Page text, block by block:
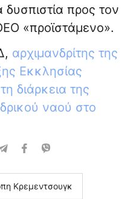
προς τον
«προϊστάμενο».
αρχιμανδρίτης της
Εκκλησίας
διάρκεια της
ναού στο
Κρεμεντσουγκ